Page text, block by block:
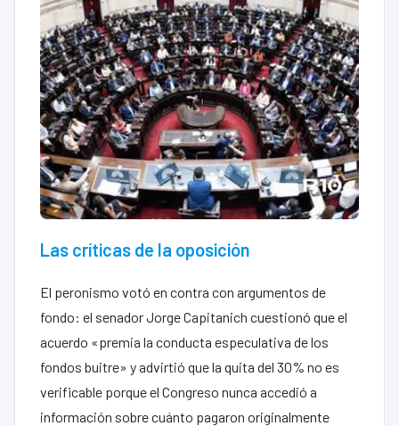
Las críticas de la oposición
El peronismo votó en contra con argumentos de
fondo: el senador Jorge Capitanich cuestionó que el
acuerdo «premia la conducta especulativa de los
fondos buitre» y advirtió que la quita del 30% no es
verificable porque el Congreso nunca accedió a
información sobre cuánto pagaron originalmente